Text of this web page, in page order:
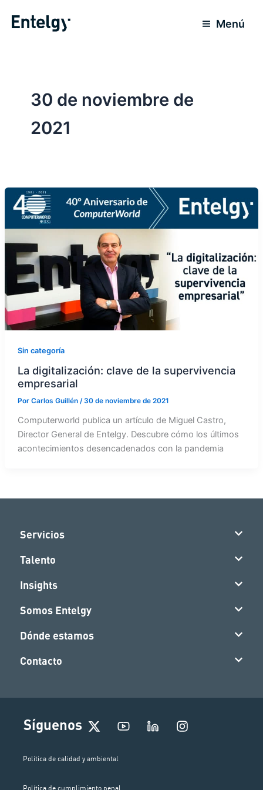
Menú
30 de noviembre de
2021
Sin categoría
La digitalización: clave de la supervivencia
empresarial
Por Carlos Guillén /30 de noviembre de 2021
Computerworld publica un artículo de Miguel Castro,
Director General de Entelgy. Descubre cómo los últimos
acontecimientos desencadenados con la pandemia
Servicios
Talento
Insights
Somos Entelgy
Dónde estamos
Contacto
Síguenos
I
n
Política de calidad y ambiental
Política de cumplimiento penal